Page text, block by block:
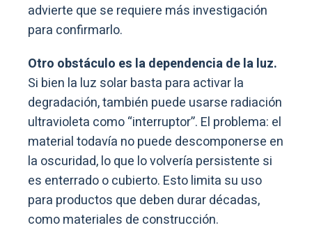
advierte que se requiere más investigación
para confirmarlo.
Otro obstáculo es la dependencia de la luz.
Si bien la luz solar basta para activar la
degradación, también puede usarse radiación
ultravioleta como “interruptor”. El problema: el
material todavía no puede descomponerse en
la oscuridad, lo que lo volvería persistente si
es enterrado o cubierto. Esto limita su uso
para productos que deben durar décadas,
como materiales de construcción.